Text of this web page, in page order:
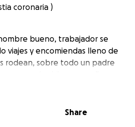
coronaria )
bueno, trabajador se
viajes y encomiendas lleno de
rodean, sobre todo un padre
y dos hijos pequeños.
atravesando un momento
Share